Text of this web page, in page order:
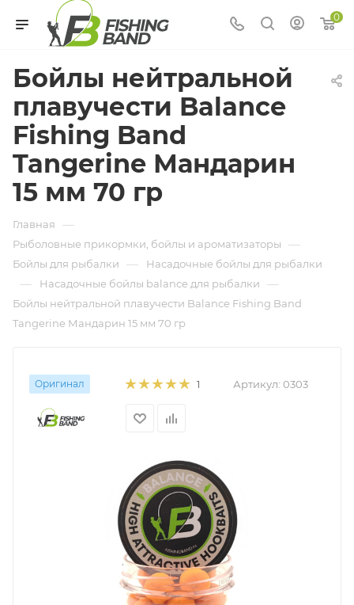
0
Бойлы нейтральной
плавучести Balance
Fishing Band
Tangerine Мандарин
15 мм 70 гр
Главная —
Рыболовные прикормки, бойлы и ароматизаторы —
Бойлы для рыбалки — Насадочные бойлы для рыбалки
— Насадочные бойлы balance для рыбалки —
Бойлы нейтральной плавучести Balance Fishing Band
Tangerine Мандарин 15 мм 70 гр
Оригинал 1 Артикул: 0303